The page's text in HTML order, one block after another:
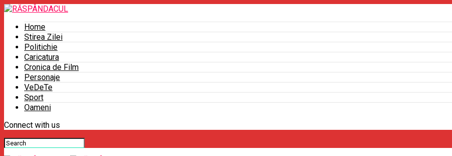
Home
Stirea Zilei
Politichie
Caricatura
Cronica de Film
Personaje
VeDeTe
Sport
Oameni
Connect with us